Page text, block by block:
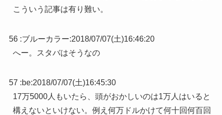
こういう記事は有り難い。
56 :ブルーカラー:2018/07/07(土)16:46:20
へー。スタバはそうなの
57 :be:2018/07/07(土)16:45:30
17万5000人もいたら、頭がおかしいのは1万人はいると
構えないといけない。例え何万ドルかけて何十回何百回